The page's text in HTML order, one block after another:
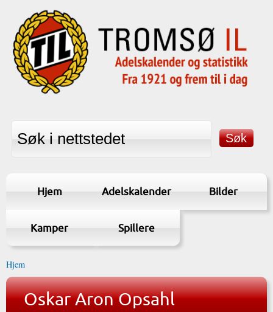
Hjem Adelskalender Bilder
Kamper Spillere
Hjem
Oskar Aron Opsahl